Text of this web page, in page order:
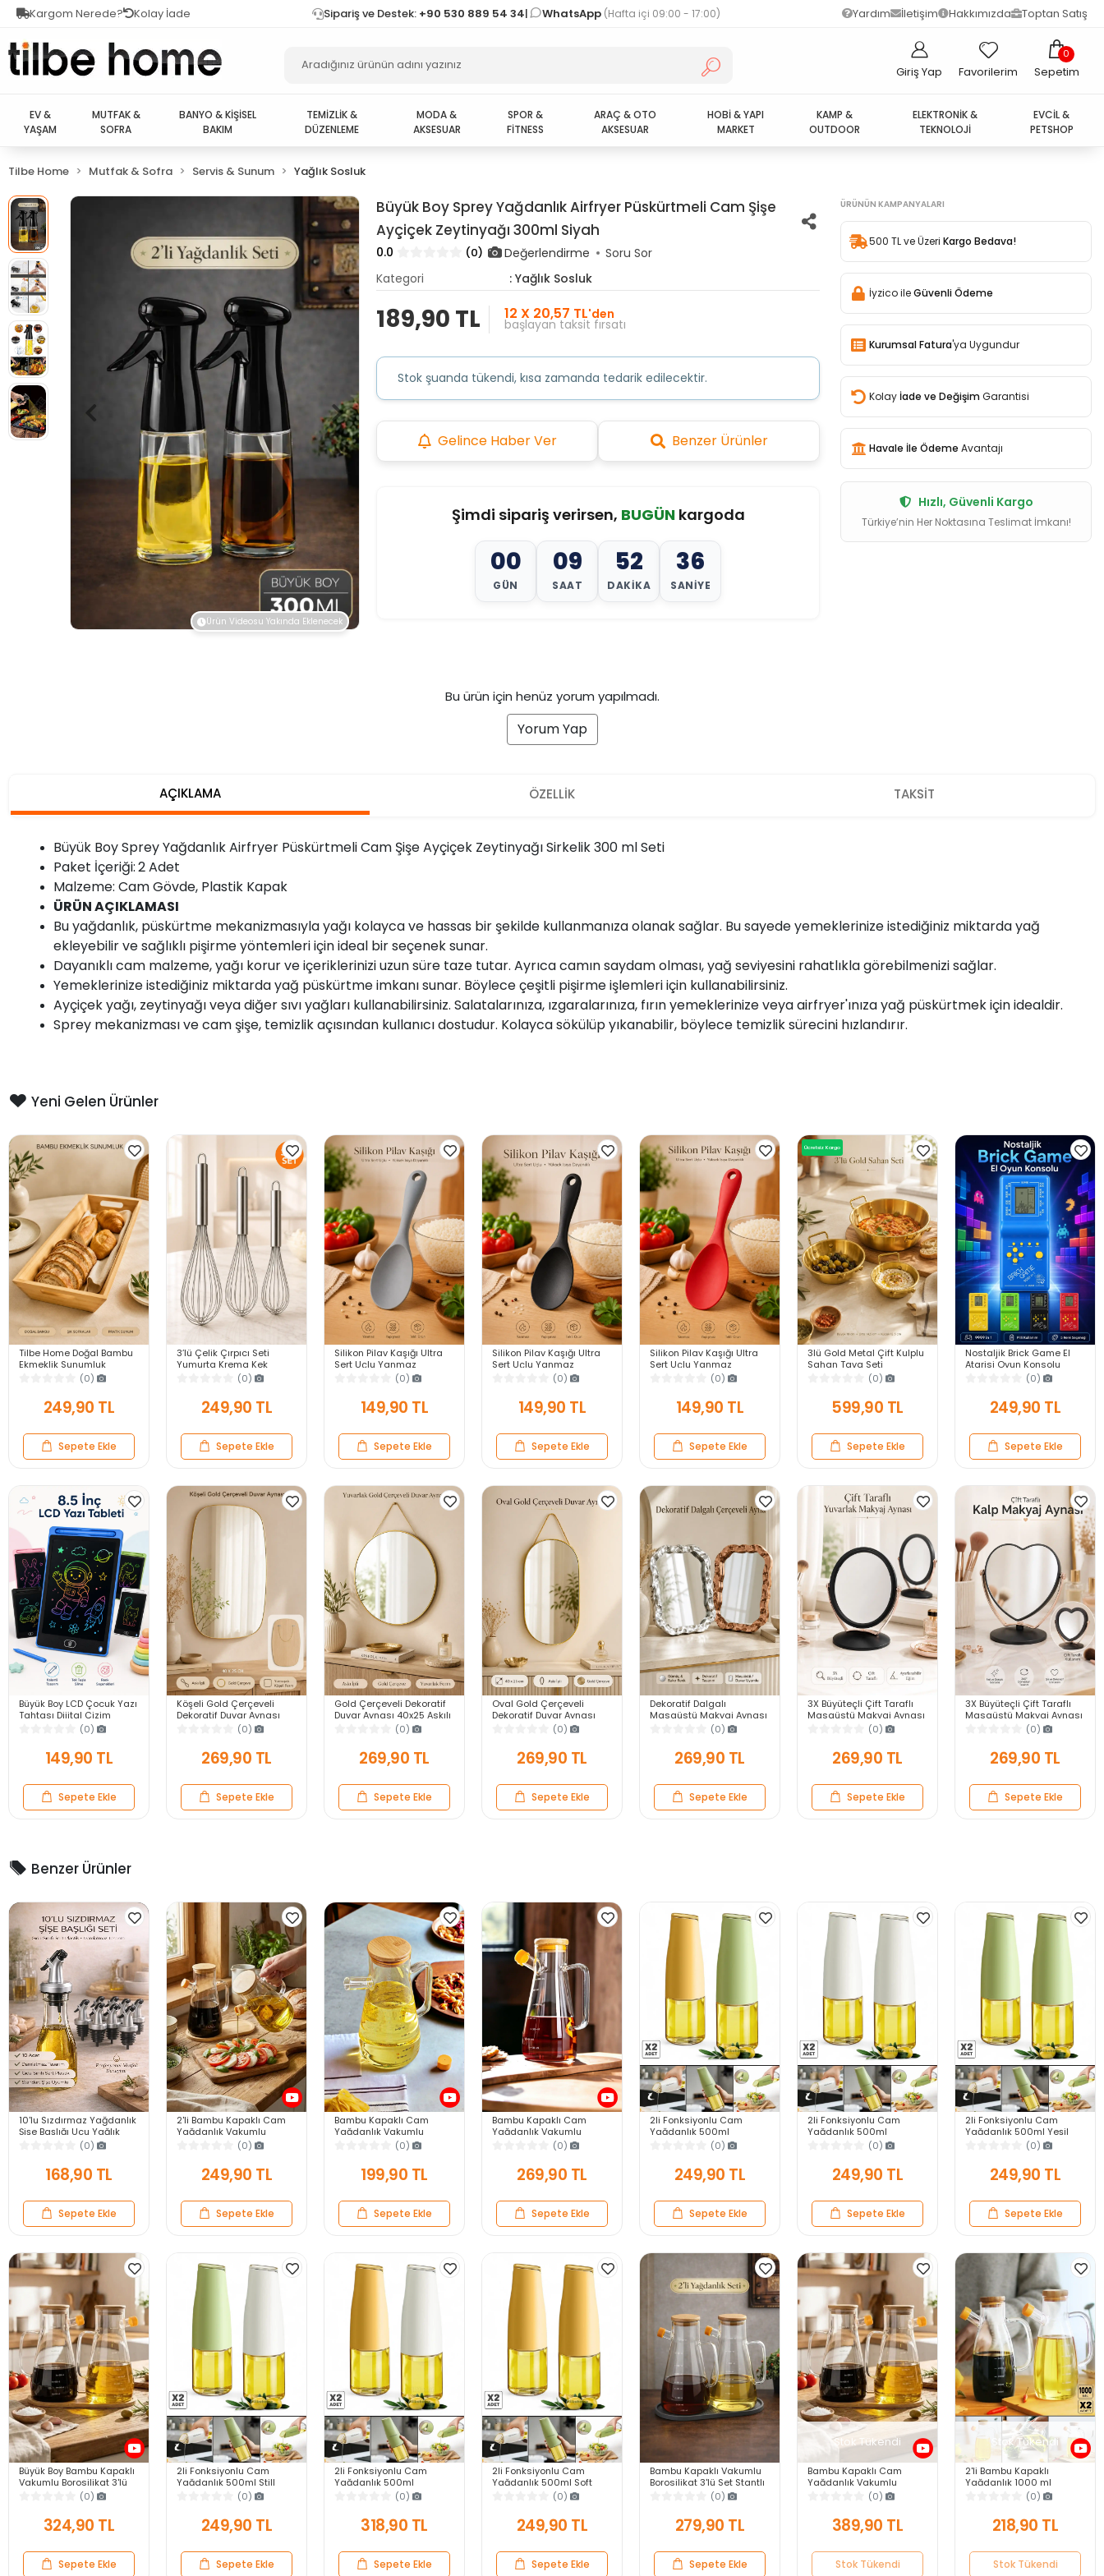
Kargom Nerede? Kolay İade Sipariş ve Destek: +90 530 889 54 34| WhatsApp (Hafta içi 09:00 - 17:00) Yardım İletişim Hakkımızda Toptan Satış
Giriş Yap Favorilerim
0
Sepetim
EV &
YAŞAM
MUTFAK &
SOFRA
BANYO & KİŞİSEL
BAKIM
TEMİZLİK &
DÜZENLEME
MODA &
AKSESUAR
SPOR &
FİTNESS
ARAÇ & OTO
AKSESUAR
HOBİ & YAPI
MARKET
KAMP &
OUTDOOR
ELEKTRONİK &
TEKNOLOJİ
EVCİL &
PETSHOP
Tilbe Home Mutfak & Sofra Servis & Sunum Yağlık Sosluk
Ürün Videosu Yakında Eklenecek
Büyük Boy Sprey Yağdanlık Airfryer Püskürtmeli Cam Şişe
Ayçiçek Zeytinyağı 300ml Siyah
0.0 (0) Değerlendirme
Soru Sor
Kategori
: Yağlık Sosluk
189,90 TL 12 X 20,57 TL'den
başlayan taksit fırsatı
Stok şuanda tükendi, kısa zamanda tedarik edilecektir.
Gelince Haber Ver Benzer Ürünler
Şimdi sipariş verirsen, BUGÜNkargoda
00
GÜN
09
SAAT
52
DAKIKA
34
SANIYE
ÜRÜNÜN KAMPANYALARI
500 TL ve Üzeri Kargo Bedava!
İyzico ileGüvenli Ödeme
Kurumsal Fatura'ya Uygundur
Kolay İade ve Değişim Garantisi
Havale İle Ödeme Avantajı
Hızlı, Güvenli Kargo
Türkiye’nin Her Noktasına Teslimat İmkanı!
Bu ürün için henüz yorum yapılmadı.
Yorum Yap
AÇIKLAMA ÖZELLİK TAKSİT
Büyük Boy Sprey Yağdanlık Airfryer Püskürtmeli Cam Şişe Ayçiçek Zeytinyağı Sirkelik 300 ml Seti
Paket İçeriği:2 Adet
Malzeme: Cam Gövde, Plastik Kapak
ÜRÜN AÇIKLAMASI
Bu yağdanlık, püskürtme mekanizmasıyla yağı kolayca ve hassas bir şekilde kullanmanıza olanak sağlar. Bu sayede yemeklerinize istediğiniz miktarda yağ
ekleyebilir ve sağlıklı pişirme yöntemleri için ideal bir seçenek sunar.
Dayanıklı cam malzeme, yağı korur ve içeriklerinizi uzun süre taze tutar. Ayrıca camın saydam olması, yağ seviyesini rahatlıkla görebilmenizi sağlar.
Yemeklerinize istediğiniz miktarda yağ püskürtme imkanı sunar. Böylece çeşitli pişirme işlemleri için kullanabilirsiniz.
Ayçiçek yağı, zeytinyağı veya diğer sıvı yağları kullanabilirsiniz. Salatalarınıza, ızgaralarınıza, fırın yemeklerinize veya airfryer'ınıza yağ püskürtmek için idealdir.
Sprey mekanizması ve cam şişe, temizlik açısından kullanıcı dostudur. Kolayca sökülüp yıkanabilir, böylece temizlik sürecini hızlandırır.
Yeni Gelen Ürünler
Tilbe Home Doğal Bambu
Ekmeklik Sunumluk
Dikdörtgen Kahvaltı ve
(0)
249,90 TL
Sepete Ekle
3’lü Çelik Çırpıcı Seti
Yumurta Krema Kek
Hamuru Çırpma Teli Pratik
Sos Karıştırıcı Mutfak Teli
(0)
249,90 TL
Sepete Ekle
Silikon Pilav Kaşığı Ultra
Sert Uçlu Yanmaz
Yapışmaz Isıya Dayanıklı
Gri Servis Yemek Kaşığı
(0)
149,90 TL
Sepete Ekle
Silikon Pilav Kaşığı Ultra
Sert Uçlu Yanmaz
Yapışmaz Isıya Dayanıklı
Siyah Servis Yemek Kaşığı
(0)
149,90 TL
Sepete Ekle
Silikon Pilav Kaşığı Ultra
Sert Uçlu Yanmaz
Yapışmaz Isıya Dayanıklı
Kırmızı Servis Yemek
Kaşığı
(0)
149,90 TL
Sepete Ekle
Ücretsiz Kargo
3lü Gold Metal Çift Kulplu
Sahan Tava Seti
Kahvaltılık Meze
Menemen Mutfak Sofra
Sunum Kabı Seti
(0)
599,90 TL
Sepete Ekle
Nostaljik Brick Game El
Atarisi Oyun Konsolu
9999 in 1 Pilli Atari
Eğlenceli Çocuk Oyuncağı
(0)
249,90 TL
Sepete Ekle
Büyük Boy LCD Çocuk Yazı
Tahtası Dijital Çizim
Tableti Kalemli Silinebilir
8.5′ Oyuncak Not Defteri
(0)
149,90 TL
Sepete Ekle
Köşeli Gold Çerçeveli
Dekoratif Duvar Aynası
40X25 Askılı Modern
Salon Antre Banyo Yatak
Odası Ayna
(0)
269,90 TL
Sepete Ekle
Gold Çerçeveli Dekoratif
Duvar Aynası 40x25 Askılı
Modern Salon Antre
Banyo Yatak Odası
Aynası
(0)
269,90 TL
Sepete Ekle
Oval Gold Çerçeveli
Dekoratif Duvar Aynası
40x25 Askılı Modern
Salon Antre Banyo Yatak
Odası Aynası
(0)
269,90 TL
Sepete Ekle
Dekoratif Dalgalı
Masaüstü Makyaj Aynası
Gümüş Bakır Çerçeveli
Modern Yakın Duvar Ayna
(0)
269,90 TL
Sepete Ekle
3X Büyüteçli Çift Taraflı
Masaüstü Makyaj Aynası
Daire Siyah Rose Gold
Standlı Dekoratif Yakın
(0)
269,90 TL
Sepete Ekle
3X Büyüteçli Çift Taraflı
Masaüstü Makyaj Aynası
Kalpi Siyah Rose Gold
Standlı Dekoratif Yakın
(0)
269,90 TL
Sepete Ekle
Benzer Ürünler
10'lu Sızdırmaz Yağdanlık
Şişe Başlığı Ucu Yağlık
Sirkelik Sosluk Tıpası
Damlatmaz Şişe Tapası
(0)
168,90 TL
Sepete Ekle
2'li Bambu Kapaklı Cam
Yağdanlık Vakumlu
Borosilikat Cam Sirkelik
Zeytinyağı Şişesi Yağlık
900 ml.
(0)
249,90 TL
Sepete Ekle
Bambu Kapaklı Cam
Yağdanlık Vakumlu
Borosilikat Cam Sirkelik
Zeytinyağı Şişesi Yağlık
900 ml.
(0)
199,90 TL
Sepete Ekle
Bambu Kapaklı Cam
Yağdanlık Vakumlu
Ahşap Stantlı Sirkelik
Zeytinyağı Şişesi Yağlık
900 ml
(0)
269,90 TL
Sepete Ekle
2li Fonksiyonlu Cam
Yağdanlık 500ml
Yerçekimi Otomatik
Kapak Still Damlatmayan
Ağızlı Yağlık Sosluk
(0)
249,90 TL
Sepete Ekle
2li Fonksiyonlu Cam
Yağdanlık 500ml
Yerçekimi Otomatik
Damlatmayan Ağızlı
Yağlık Sosluk
(0)
249,90 TL
Sepete Ekle
2li Fonksiyonlu Cam
Yağdanlık 500ml Yeşil
Yerçekimi Otomatik
Kapak Damlatmayan
Ağızlı Yağlık Sosluk
(0)
249,90 TL
Sepete Ekle
Büyük Boy Bambu Kapaklı
Vakumlu Borosilikat 3'lü
Set Cam Yağlık Sirkelik
(0)
324,90 TL
Sepete Ekle
2li Fonksiyonlu Cam
Yağdanlık 500ml Still
Yerçekimi Otomatik
Kapak Damlatmayan
Ağızlı Yağlık Sosluk
(0)
249,90 TL
Sepete Ekle
2li Fonksiyonlu Cam
Yağdanlık 500ml
Yerçekimi Otomatik
Kapak Damlatmayan
Ağızlı Still Yağlık Sosluk
(0)
318,90 TL
Sepete Ekle
2li Fonksiyonlu Cam
Yağdanlık 500ml Soft
Yerçekimi Otomatik
Kapak Damlatmayan
Ağızlı Yağlık Sosluk
(0)
249,90 TL
Sepete Ekle
Bambu Kapaklı Vakumlu
Borosilikat 3'lü Set Stantlı
Cam Yağlık Sirkelik
Ayçiçek Zeytinyağı Şişesi
(0)
279,90 TL
Sepete Ekle
Stok Tükendi
Bambu Kapaklı Cam
Yağdanlık Vakumlu
Ahşap Stantlı Sirkelik
Zeytinyağı Şişesi Yağlık
900 ml 3'lü Set
(0)
389,90 TL
Stok Tükendi
Stok Tükendi
2'li Bambu Kapaklı
Yağdanlık 1000 ml
Borosilikat Cam Yağlık
Sirkelik Şişesi Master
Vakumlu Sosluk
(0)
218,90 TL
Stok Tükendi